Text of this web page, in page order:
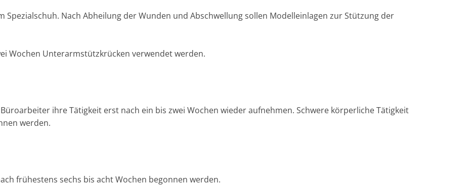
Spezialschuh. Nach Abheilung der Wunden und Abschwellung sollen Modelleinlagen zur Stützung der
Wochen Unterarmstützkrücken verwendet werden.
ihre Tätigkeit erst nach ein bis zwei Wochen wieder aufnehmen. Schwere körperliche Tätigkeit
werden.
frühestens sechs bis acht Wochen begonnen werden.